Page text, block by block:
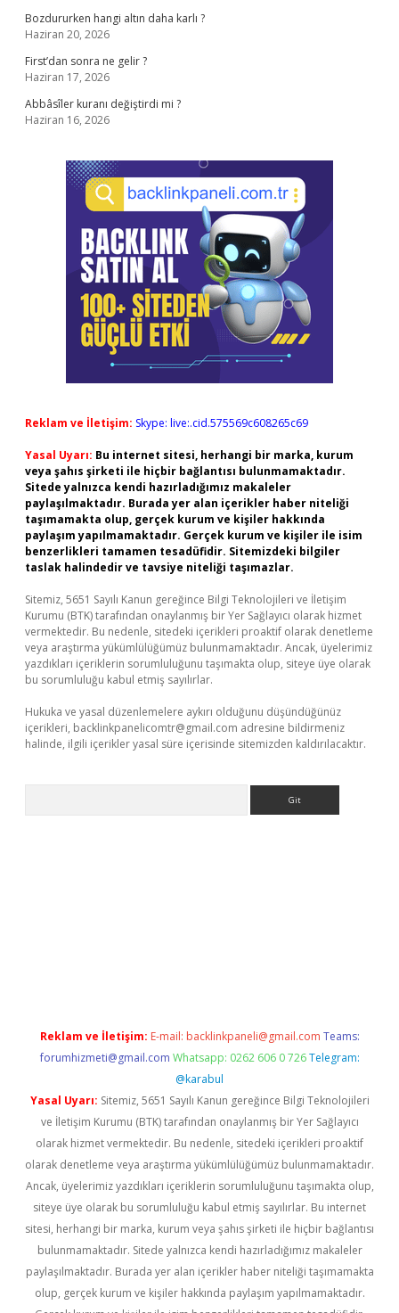
Bozdururken hangi altın daha karlı ?
Haziran 20, 2026
First’dan sonra ne gelir ?
Haziran 17, 2026
Abbâsîler kuranı değiştirdi mi ?
Haziran 16, 2026
Reklam ve İletişim: Skype: live:.cid.575569c608265c69
Yasal Uyarı: Bu internet sitesi, herhangi bir marka, kurum
veya şahıs şirketi ile hiçbir bağlantısı bulunmamaktadır.
Sitede yalnızca kendi hazırladığımız makaleler
paylaşılmaktadır. Burada yer alan içerikler haber niteliği
taşımamakta olup, gerçek kurum ve kişiler hakkında
paylaşım yapılmamaktadır. Gerçek kurum ve kişiler ile isim
benzerlikleri tamamen tesadüfidir. Sitemizdeki bilgiler
taslak halindedir ve tavsiye niteliği taşımazlar.
Sitemiz, 5651 Sayılı Kanun gereğince Bilgi Teknolojileri ve İletişim
Kurumu (BTK) tarafından onaylanmış bir Yer Sağlayıcı olarak hizmet
vermektedir. Bu nedenle, sitedeki içerikleri proaktif olarak denetleme
veya araştırma yükümlülüğümüz bulunmamaktadır. Ancak, üyelerimiz
yazdıkları içeriklerin sorumluluğunu taşımakta olup, siteye üye olarak
bu sorumluluğu kabul etmiş sayılırlar.
Hukuka ve yasal düzenlemelere aykırı olduğunu düşündüğünüz
içerikleri, backlinkpanelicomtr@gmail.com adresine bildirmeniz
halinde, ilgili içerikler yasal süre içerisinde sitemizden kaldırılacaktır.
Reklam ve İletişim: E-mail: backlinkpaneli@gmail.com Teams:
forumhizmeti@gmail.com Whatsapp: 0262 606 0 726 Telegram:
@karabul
Yasal Uyarı: Sitemiz, 5651 Sayılı Kanun gereğince Bilgi Teknolojileri
ve İletişim Kurumu (BTK) tarafından onaylanmış bir Yer Sağlayıcı
olarak hizmet vermektedir. Bu nedenle, sitedeki içerikleri proaktif
olarak denetleme veya araştırma yükümlülüğümüz bulunmamaktadır.
Ancak, üyelerimiz yazdıkları içeriklerin sorumluluğunu taşımakta olup,
siteye üye olarak bu sorumluluğu kabul etmiş sayılırlar. Bu internet
sitesi, herhangi bir marka, kurum veya şahıs şirketi ile hiçbir bağlantısı
bulunmamaktadır. Sitede yalnızca kendi hazırladığımız makaleler
paylaşılmaktadır. Burada yer alan içerikler haber niteliği taşımamakta
olup, gerçek kurum ve kişiler hakkında paylaşım yapılmamaktadır.